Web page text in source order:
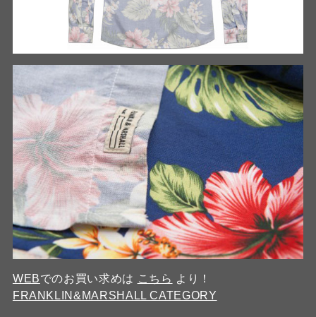
WEBでのお買い求めは こちら より！
FRANKLIN&MARSHALL CATEGORY